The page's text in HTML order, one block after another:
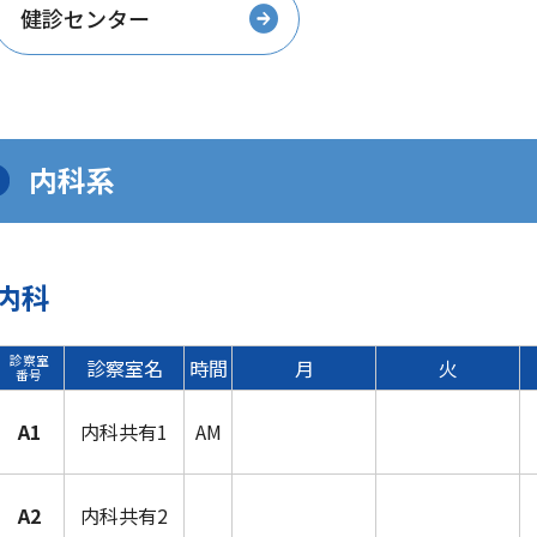
健診センター
内科系
科
診察室
番号
診察室名 時間 月 火
A1 内科共有1 AM
A2 内科共有2